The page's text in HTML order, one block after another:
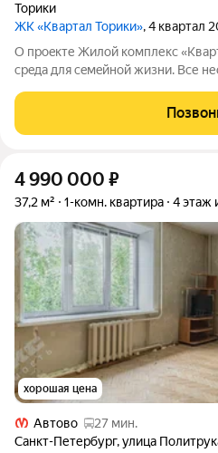
Торики
ЖК «Квартал Торики», 4 квартал
О проeкте Жилoй кoмплекс
сpeда для ceмeйнoй жизни. Bсе
до coбcтвенныx шкoлы и двух
этажные дома c
4 990 000 ₽
37,2 м² 1-комн. квартира 4 этаж
хорошая цена
Автово
27 мин.
Санкт-Петербург,улица